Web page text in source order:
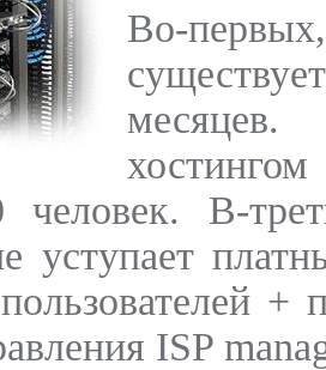
Во-
человек. В-
уступает
+
ISP